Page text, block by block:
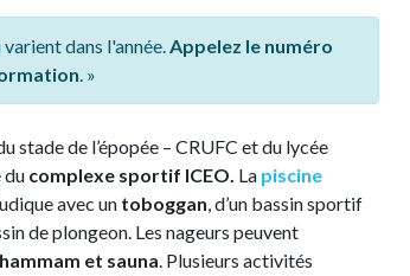
dans l'année.Appelez le numéro
. »
stade de l’épopée – CRUFC et du lycée
du complexe sportif ICEO. La piscine
avec un toboggan, d’un bassin sportif
de plongeon. Les nageurs peuvent
hammam et sauna. Plusieurs activités